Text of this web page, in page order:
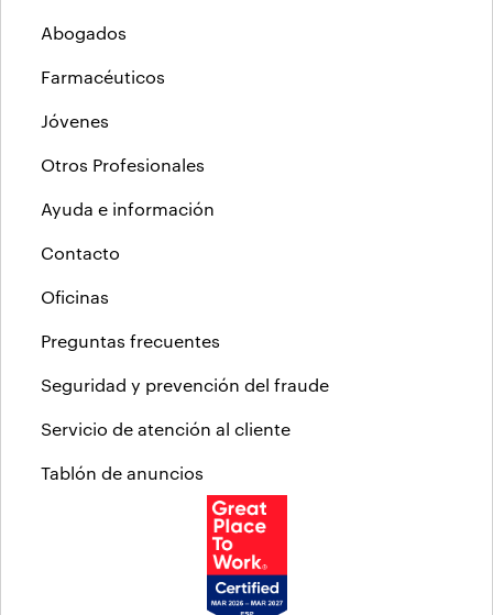
Abogados
Farmacéuticos
Jóvenes
Otros Profesionales
Ayuda e información
Contacto
Oficinas
Preguntas frecuentes
Seguridad y prevención del fraude
Servicio de atención al cliente
Tablón de anuncios